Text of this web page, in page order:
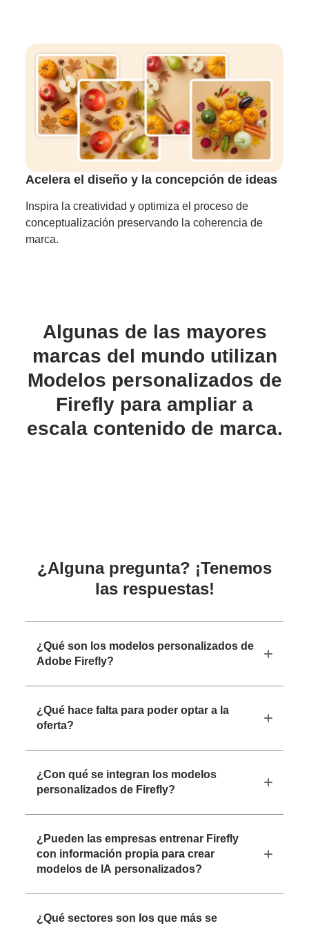
Acelera el diseño y la concepción de ideas
Inspira la creatividad y optimiza el proceso de
conceptualización preservando la coherencia de
marca.
Algunas de las mayores
marcas del mundo utilizan
Modelos personalizados de
Firefly para ampliar a
escala contenido de marca.
¿Alguna pregunta? ¡Tenemos
las respuestas!
¿Qué son los modelos personalizados de
Adobe Firefly?
¿Qué hace falta para poder optar a la
oferta?
¿Con qué se integran los modelos
personalizados de Firefly?
¿Pueden las empresas entrenar Firefly
con información propia para crear
modelos de IA personalizados?
¿Qué sectores son los que más se